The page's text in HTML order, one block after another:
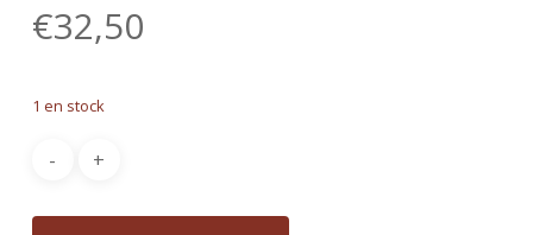
€32,50
1 en stock